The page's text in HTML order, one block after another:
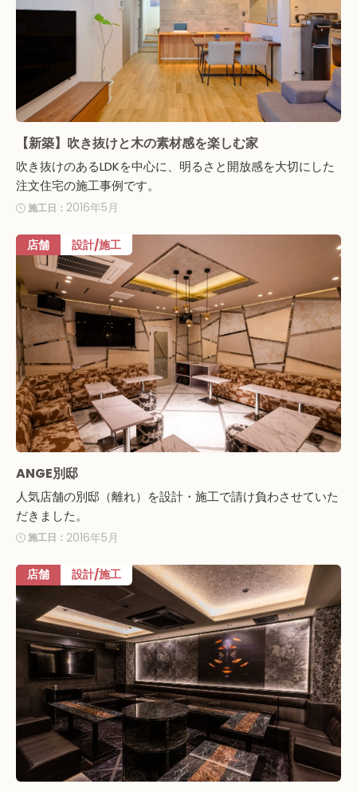
【新築】吹き抜けと木の素材感を楽しむ家
吹き抜けのあるLDKを中心に、明るさと開放感を大切にした
注文住宅の施工事例です。
施工日： 2016年5月
店舗 設計/施工
ANGE別邸
人気店舗の別邸（離れ）を設計・施工で請け負わさせていた
だきました。
施工日： 2016年5月
店舗 設計/施工